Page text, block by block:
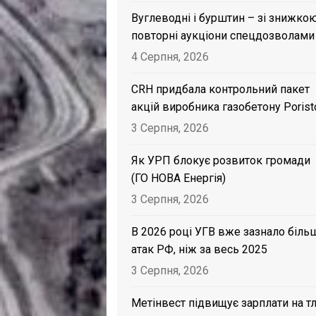
Вуглеводні і бурштин – зі
повторні аукціони спецдозволами
4 Серпня, 2026
CRH придбала контрольний пакет
акцій виробника газобетону
3 Серпня, 2026
Як УРП блокує розвиток громади
(ГО НОВА Енергія)
3 Серпня, 2026
В 2026 році УГВ вже зазнало
атак РФ, ніж за весь 2025
3 Серпня, 2026
Метінвест підвищує зарплати на